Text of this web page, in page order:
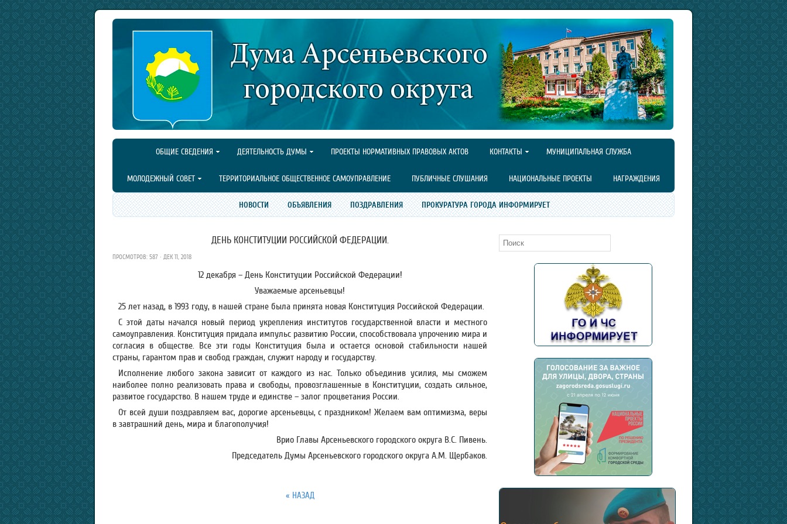
ОБЩИЕ СВЕДЕНИЯ ДЕЯТЕЛЬНОСТЬ ДУМЫ ПРОЕКТЫ НОРМАТИВНЫХ ПРАВОВЫХ АКТОВ КОНТАКТЫ МУНИЦИПАЛЬНАЯ СЛУЖБА
МОЛОДЕЖНЫЙ СОВЕТ ТЕРРИТОРИАЛЬНОЕ ОБЩЕСТВЕННОЕ САМОУПРАВЛЕНИЕ ПУБЛИЧНЫЕ СЛУШАНИЯ НАЦИОНАЛЬНЫЕ ПРОЕКТЫ НАГРАЖДЕНИЯ
НОВОСТИ ОБЪЯВЛЕНИЯ ПОЗДРАВЛЕНИЯ ПРОКУРАТУРА ГОРОДА ИНФОРМИРУЕТ
ДЕНЬ КОНСТИТУЦИИ РОССИЙСКОЙ ФЕДЕРАЦИИ.
ПРОСМОТРОВ: 587 · ДЕК 11, 2018
12 декабря – День Конституции Российской Федерации!
Уважаемые арсеньевцы!
25 лет назад, в 1993 году, в нашей стране была принята новая Конституция Российской Федерации.
С этой даты начался новый период укрепления институтов государственной власти и местного
самоуправления. Конституция придала импульс развитию России, способствовала упрочению мира и
согласия в обществе. Все эти годы Конституция была и остается основой стабильности нашей
страны, гарантом прав и свобод граждан, служит народу и государству.
Исполнение любого закона зависит от каждого из нас. Только объединив усилия, мы сможем
наиболее полно реализовать права и свободы, провозглашенные в Конституции, создать сильное,
развитое государство. В нашем труде и единстве – залог процветания России.
От всей души поздравляем вас, дорогие арсеньевцы, с праздником! Желаем вам оптимизма, веры
в завтрашний день, мира и благополучия!
Врио Главы Арсеньевского городского округа В.С. Пивень.
Председатель Думы Арсеньевского городского округа А.М. Щербаков.
« НАЗАД
Поиск